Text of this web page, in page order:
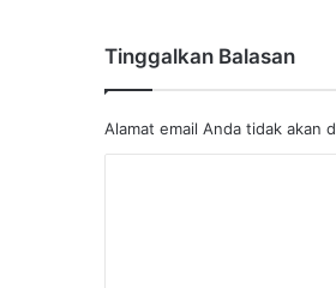
Tinggalkan Balasan
Alamat email Anda tidak akan